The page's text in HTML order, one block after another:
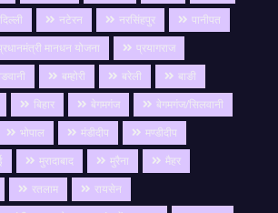
नटेरन नरसिंहपुर
पानीपत
मानधन योजना
प्रयागराज
बम्होरी बरेली
बाङी
बिहार बेगमगंज
बेगमगंज/सिलवानी
भोपाल मंडीदीप
मण्डीदीप
मुरादाबाद मुरैना
मैहर
रतलाम
रायसेन